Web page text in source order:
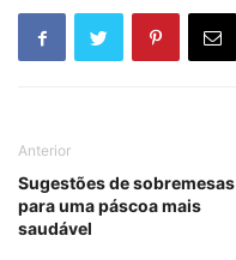
Anterior
Sugestões de sobremesas
para uma páscoa mais
saudável